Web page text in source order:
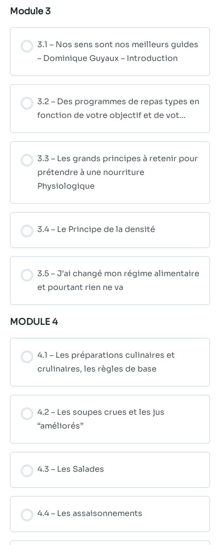
Module 3
3.1 – Nos sens sont nos meilleurs guides
– Dominique Guyaux – Introduction
3.2 – Des programmes de repas types en
fonction de votre objectif et de vot…
3.3 – Les grands principes à retenir pour
prétendre à une nourriture
Physiologique
3.4 – Le Principe de la densité
3.5 – J’ai changé mon régime alimentaire
et pourtant rien ne va
MODULE 4
4.1 – Les préparations culinaires et
crulinaires, les règles de base
4.2 – Les soupes crues et les jus
“améliorés”
4.3 – Les Salades
4.4 – Les assaisonnements